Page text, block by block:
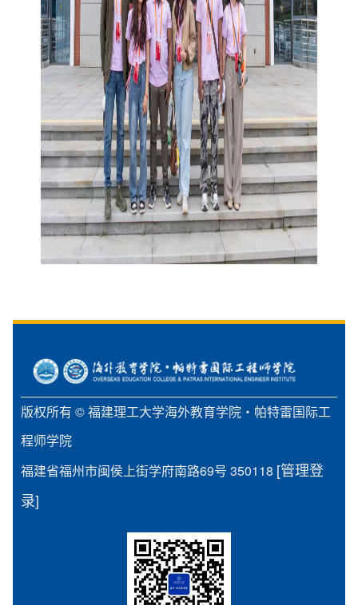
版权所有 © 福建理工大学海外教育学院・帕特雷国际工
程师学院
福建省福州市闽侯上街学府南路69号 350118 [管理登
录]